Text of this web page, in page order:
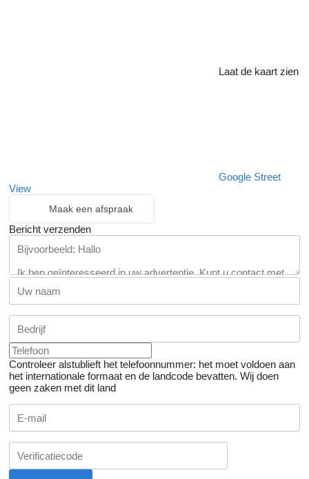
Laat de kaart zien
Google Street
View
Maak een afspraak
Bericht verzenden
Controleer alstublieft het telefoonnummer: het moet voldoen aan
het internationale formaat en de landcode bevatten. Wij doen
geen zaken met dit land